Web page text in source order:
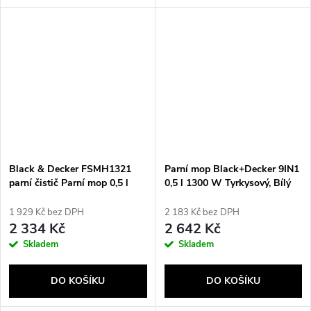
Black & Decker FSMH1321
parní čistič Parní mop 0,5 l
1 929 Kč bez DPH
2 334 Kč
Skladem
DO KOŠÍKU
Parní mop Black+Decker 9IN1
0,5 l 1300 W Tyrkysový, Bílý
2 183 Kč bez DPH
2 642 Kč
Skladem
DO KOŠÍKU